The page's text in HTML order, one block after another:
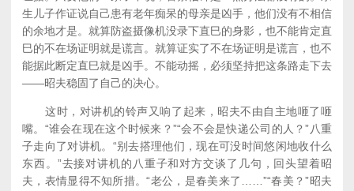
生儿子作证说自己患有老年痴呆的母亲是凶手，他们没有不相信
的余地才是。就算防盗摄像机没录下直巳的身影，也不能肯定直
巳的不在场证明就是谎言。就算证实了不在场证明是谎言，也不
能据此断定直巳就是凶手。不能动摇，必须坚持把这条路走下去
——昭夫稳固了自己的决心。
这时，对讲机的铃声又响了起来，昭夫不由自主地咂了咂
嘴。“谁会在现在这个时候来？”“会不会是快递公司的人？”八重
子走向了对讲机。“别去搭理他们，现在可没时间悠闲地收什么
东西。”去接对讲机的八重子和对方交谈了几句，回头望着昭
夫，表情显得不知所措。“老公，是春美来了……”“春美？”昭夫